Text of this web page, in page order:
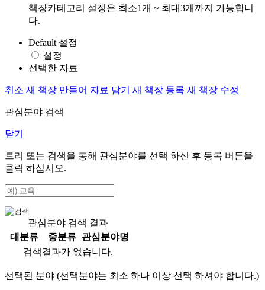
책장카테고리 설정은 최소1개 ~ 최대3개까지 가능합니
다.
Default 설정
설정
선택한 자료
취소 새 책장 만들어 자료 담기 새 책장 등록 새 책장 수정
관심분야 검색
닫기
트리 또는 검색을 통해 관심분야를 선택 하신 후 등록 버튼을
클릭 하십시오.
관심분야 검색 결과
대분류
중분류
관심분야명
검색결과가 없습니다.
선택된 분야 (선택분야는 최소 하나 이상 선택 하셔야 합니다.)